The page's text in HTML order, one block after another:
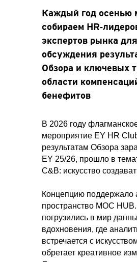
Каждый год осенью
собираем
экспертов рынка для
обсуждения
Обзора и ключевых
области
бенефитов
В 2026 году
мероприятие EY HR
результатам Обзора
EY 25/26, прошло в
C&B: искусство
Концепцию поддержало
пространство MOC
погрузились в мир
вдохновения, где
встречается с
обретает креативное